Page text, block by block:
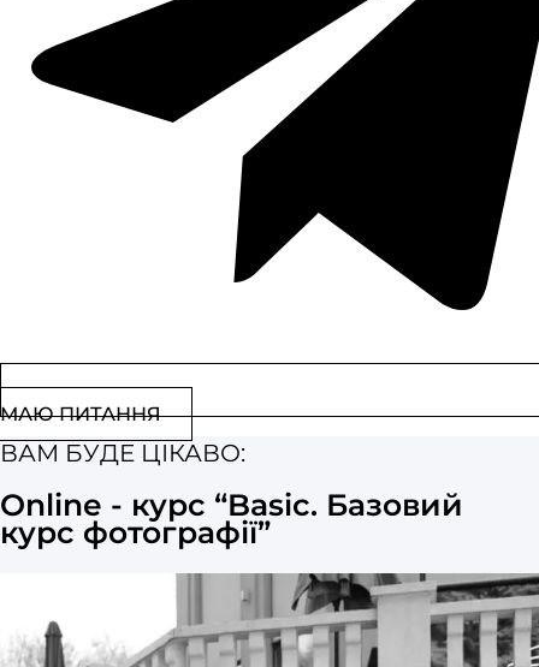
МАЮ ПИТАННЯ
ВАМ БУДЕ ЦІКАВО:
Online - курс “Basic. Базовий
курс фотографії”